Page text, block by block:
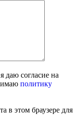
даю согласие на
политику
в этом браузере для